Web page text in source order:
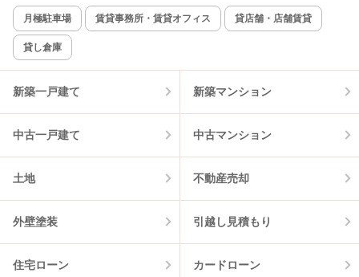
月極駐車場 賃貸事務所・賃貸オフィス 貸店舗・店舗賃貸
貸し倉庫
新築一戸建て 新築マンション
中古一戸建て 中古マンション
土地 不動産売却
外壁塗装 引越し見積もり
住宅ローン カードローン